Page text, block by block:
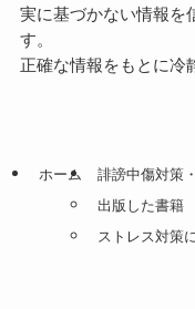
実に基づかない情報を
す。
正確な情報をもとに冷
ホーム
誹謗中傷対策
出版した書籍
ストレス対策